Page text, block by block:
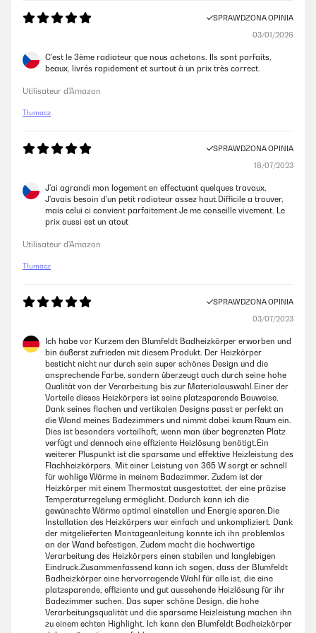
SPRAWDZONA OPINIA
03/01/2026
C'est le 3ème radiateur que nous achetons. Ils sont parfaits,
beaux, livrés rapidement et surtout à un prix très correct.
Utilisateur d'Amazon
Tłumacz
SPRAWDZONA OPINIA
18/07/2023
J'ai agrandi mon logement en effectuant quelques travaux.
J'avais besoin d'un petit radiateur assez haut.Difficile a trouver,
mais celui ci convient parfaitement.Je me conseille vivement. Le
prix aussi est un atout
Utilisateur d'Amazon
Tłumacz
SPRAWDZONA OPINIA
03/07/2023
Ich habe vor Kurzem den Blumfeldt Badheizkörper erworben und
bin äußerst zufrieden mit diesem Produkt. Der Heizkörper
besticht nicht nur durch sein super schönes Design und die
ansprechende Farbe, sondern überzeugt auch durch seine hohe
Qualität von der Verarbeitung bis zur Materialauswahl.Einer der
Vorteile dieses Heizkörpers ist seine platzsparende Bauweise.
Dank seines flachen und vertikalen Designs passt er perfekt an
die Wand meines Badezimmers und nimmt dabei kaum Raum ein.
Dies ist besonders vorteilhaft, wenn man über begrenzten Platz
verfügt und dennoch eine effiziente Heizlösung benötigt.Ein
weiterer Pluspunkt ist die sparsame und effektive Heizleistung des
Flachheizkörpers. Mit einer Leistung von 365 W sorgt er schnell
für wohlige Wärme in meinem Badezimmer. Zudem ist der
Heizkörper mit einem Thermostat ausgestattet, der eine präzise
Temperaturregelung ermöglicht. Dadurch kann ich die
gewünschte Wärme optimal einstellen und Energie sparen.Die
Installation des Heizkörpers war einfach und unkompliziert. Dank
der mitgelieferten Montageanleitung konnte ich ihn problemlos
an der Wand befestigen. Zudem macht die hochwertige
Verarbeitung des Heizkörpers einen stabilen und langlebigen
Eindruck.Zusammenfassend kann ich sagen, dass der Blumfeldt
Badheizkörper eine hervorragende Wahl für alle ist, die eine
platzsparende, effiziente und gut aussehende Heizlösung für ihr
Badezimmer suchen. Das super schöne Design, die hohe
Verarbeitungsqualität und die sparsame Heizleistung machen ihn
zu einem echten Highlight. Ich kann den Blumfeldt Badheizkörper